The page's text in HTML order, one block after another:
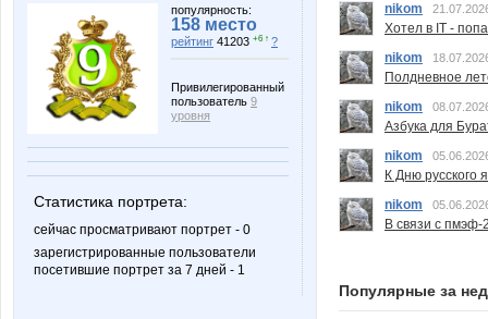
популярность:
158 место
рейтинг 41203 +6 ↑ ?
Привилегированный
пользователь 9
уровня
Статистика портрета:
сейчас просматривают портрет - 0
зарегистрированные пользователи
посетившие портрет за 7 дней - 1
nikom
Хотел в IT -
nikom
Полдневное
nikom
Азбука для
nikom
К Дню русского
nikom
В связи с пмэф-
Популярные за